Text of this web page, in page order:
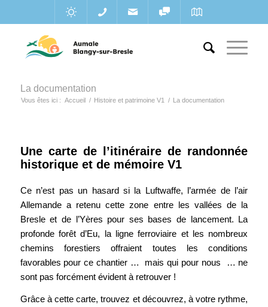
La documentation
Vous êtes ici : Accueil / Histoire et patrimoine V1 / La documentation
Une carte de l’itinéraire de randonnée
historique et de mémoire V1
Ce n’est pas un hasard si la Luftwaffe, l’armée de l’air
Allemande a retenu cette zone entre les vallées de la
Bresle et de l’Yères pour ses bases de lancement. La
profonde forêt d’Eu, la ligne ferroviaire et les nombreux
chemins forestiers offraient toutes les conditions
favorables pour ce chantier … mais qui pour nous … ne
sont pas forcément évident à retrouver !
Grâce à cette carte, trouvez et découvrez, à votre rythme,